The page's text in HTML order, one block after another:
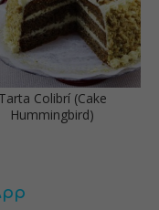
Tarta Colibrí (Cake
Hummingbird)